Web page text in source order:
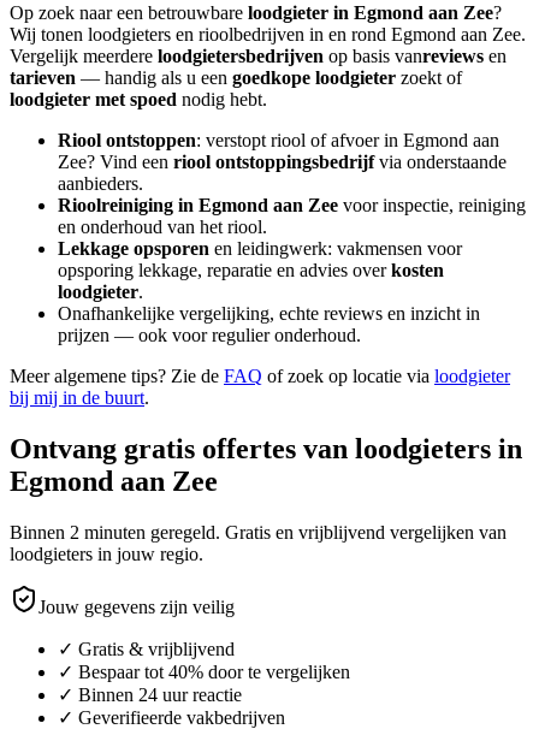
Op zoek naar een betrouwbare loodgieter in Egmond aan Zee?
Wij tonen loodgieters en rioolbedrijven in en rond Egmond aan Zee.
Vergelijk meerdere loodgietersbedrijven op basis vanreviews en
tarieven — handig als u een goedkope loodgieter zoekt of
loodgieter met spoed nodig hebt.
Riool ontstoppen: verstopt riool of afvoer in Egmond aan
Zee? Vind een riool ontstoppingsbedrijfvia onderstaande
aanbieders.
Rioolreiniging in Egmond aan Zee voor inspectie, reiniging
en onderhoud van het riool.
Lekkage opsporen en leidingwerk: vakmensen voor
opsporing lekkage, reparatie en advies overkosten
loodgieter.
Onafhankelijke vergelijking, echte reviews en inzicht in
prijzen — ook voor regulier onderhoud.
Meer algemene tips? Zie de FAQ of zoek op locatie via loodgieter
bij mij in de buurt.
Ontvang gratis offertes van loodgieters in
Egmond aan Zee
Binnen 2 minuten geregeld. Gratis en vrijblijvend vergelijken van
loodgieters in jouw regio.
Jouw gegevens zijn veilig
✓ Gratis & vrijblijvend
✓ Bespaar tot 40% door te vergelijken
✓ Binnen 24 uur reactie
✓ Geverifieerde vakbedrijven